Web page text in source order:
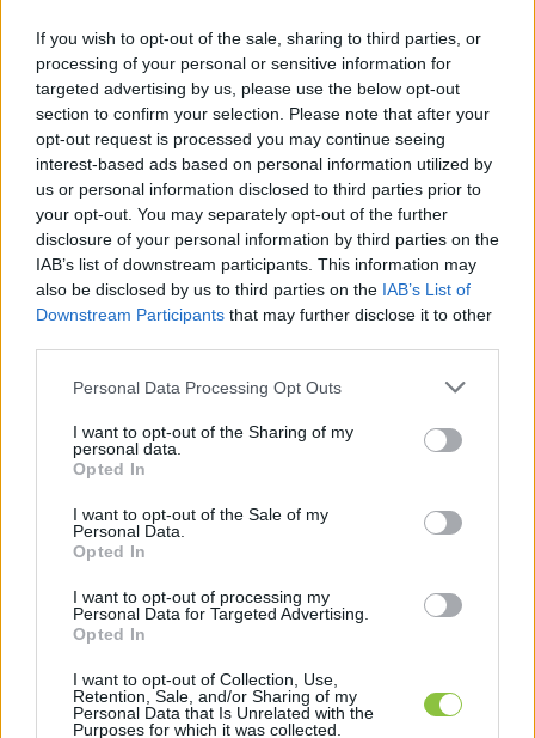
If you wish to opt-out of the sale, sharing to third parties, or
processing of your personal or sensitive information for
targeted advertising by us, please use the below opt-out
section to confirm your selection. Please note that after your
opt-out request is processed you may continue seeing
interest-based ads based on personal information utilized by
us or personal information disclosed to third parties prior to
your opt-out. You may separately opt-out of the further
disclosure of your personal information by third parties on the
IAB’s list of downstream participants. This information may
also be disclosed by us to third parties on the IAB’s List of
Downstream Participants that may further disclose it to other
Please note that this website/app uses one or more Google
not limited to your visit or usage behaviour. You may click to
grant or deny consent to Google and its third-party tags to
use your data for below specified purposes in below Google
consent section.
Personal Data Processing Opt Outs
I want to opt-out of the Sharing of my
personal data.
Opted In
I want to opt-out of the Sale of my
Personal Data.
Opted In
I want to opt-out of processing my
Personal Data for Targeted Advertising.
Opted In
I want to opt-out of Collection, Use,
Retention, Sale, and/or Sharing of my
Personal Data that Is Unrelated with the
Purposes for which it was collected.
véleményem akkor is volt. 2013-ban léptem be a
Jobbikba. 2014-ben képviselőjelölt voltam az
önkormányzati választáson. Ekkortól vagyok a
Kik-For Kft. felügyelőbizottságának tagja. 2018
nyara óta töltöm be a Jobbik megyei regionális
igazgatói tisztségét. Ebben az évben Bács-
Kiskun megye 1. számú választókörzetében
országgyűlési képviselőjelölt voltam.
inkább hátrány vagy előny?
Lejer Zoltán: Szerintem előny. Itt van Márki-Zay
Péter. Egy cégnél dolgozott, nem sokan ismerték
Hódmezővásárhelyen. Aztán elindult az időközi
polgármester-választáson és győzött.
KecsUP: Ha ön megnyerni a választást, mik
lesznek az első intézkedései?
HIRDETÉS